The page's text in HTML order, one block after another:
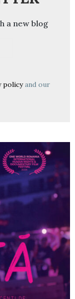
a new blog
policyand our